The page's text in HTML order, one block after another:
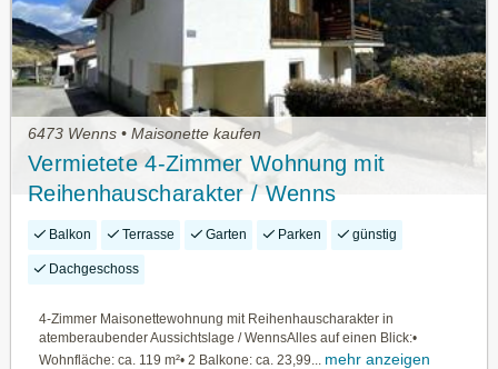
6473 Wenns • Maisonette kaufen
Vermietete 4-Zimmer Wohnung mit
Reihenhauscharakter / Wenns
Balkon Terrasse Garten Parken günstig
Dachgeschoss
4-Zimmer Maisonettewohnung mit Reihenhauscharakter in
atemberaubender Aussichtslage / WennsAlles auf einen Blick:•
Wohnfläche: ca. 119 m²• 2 Balkone: ca. 23,99...
mehr anzeigen